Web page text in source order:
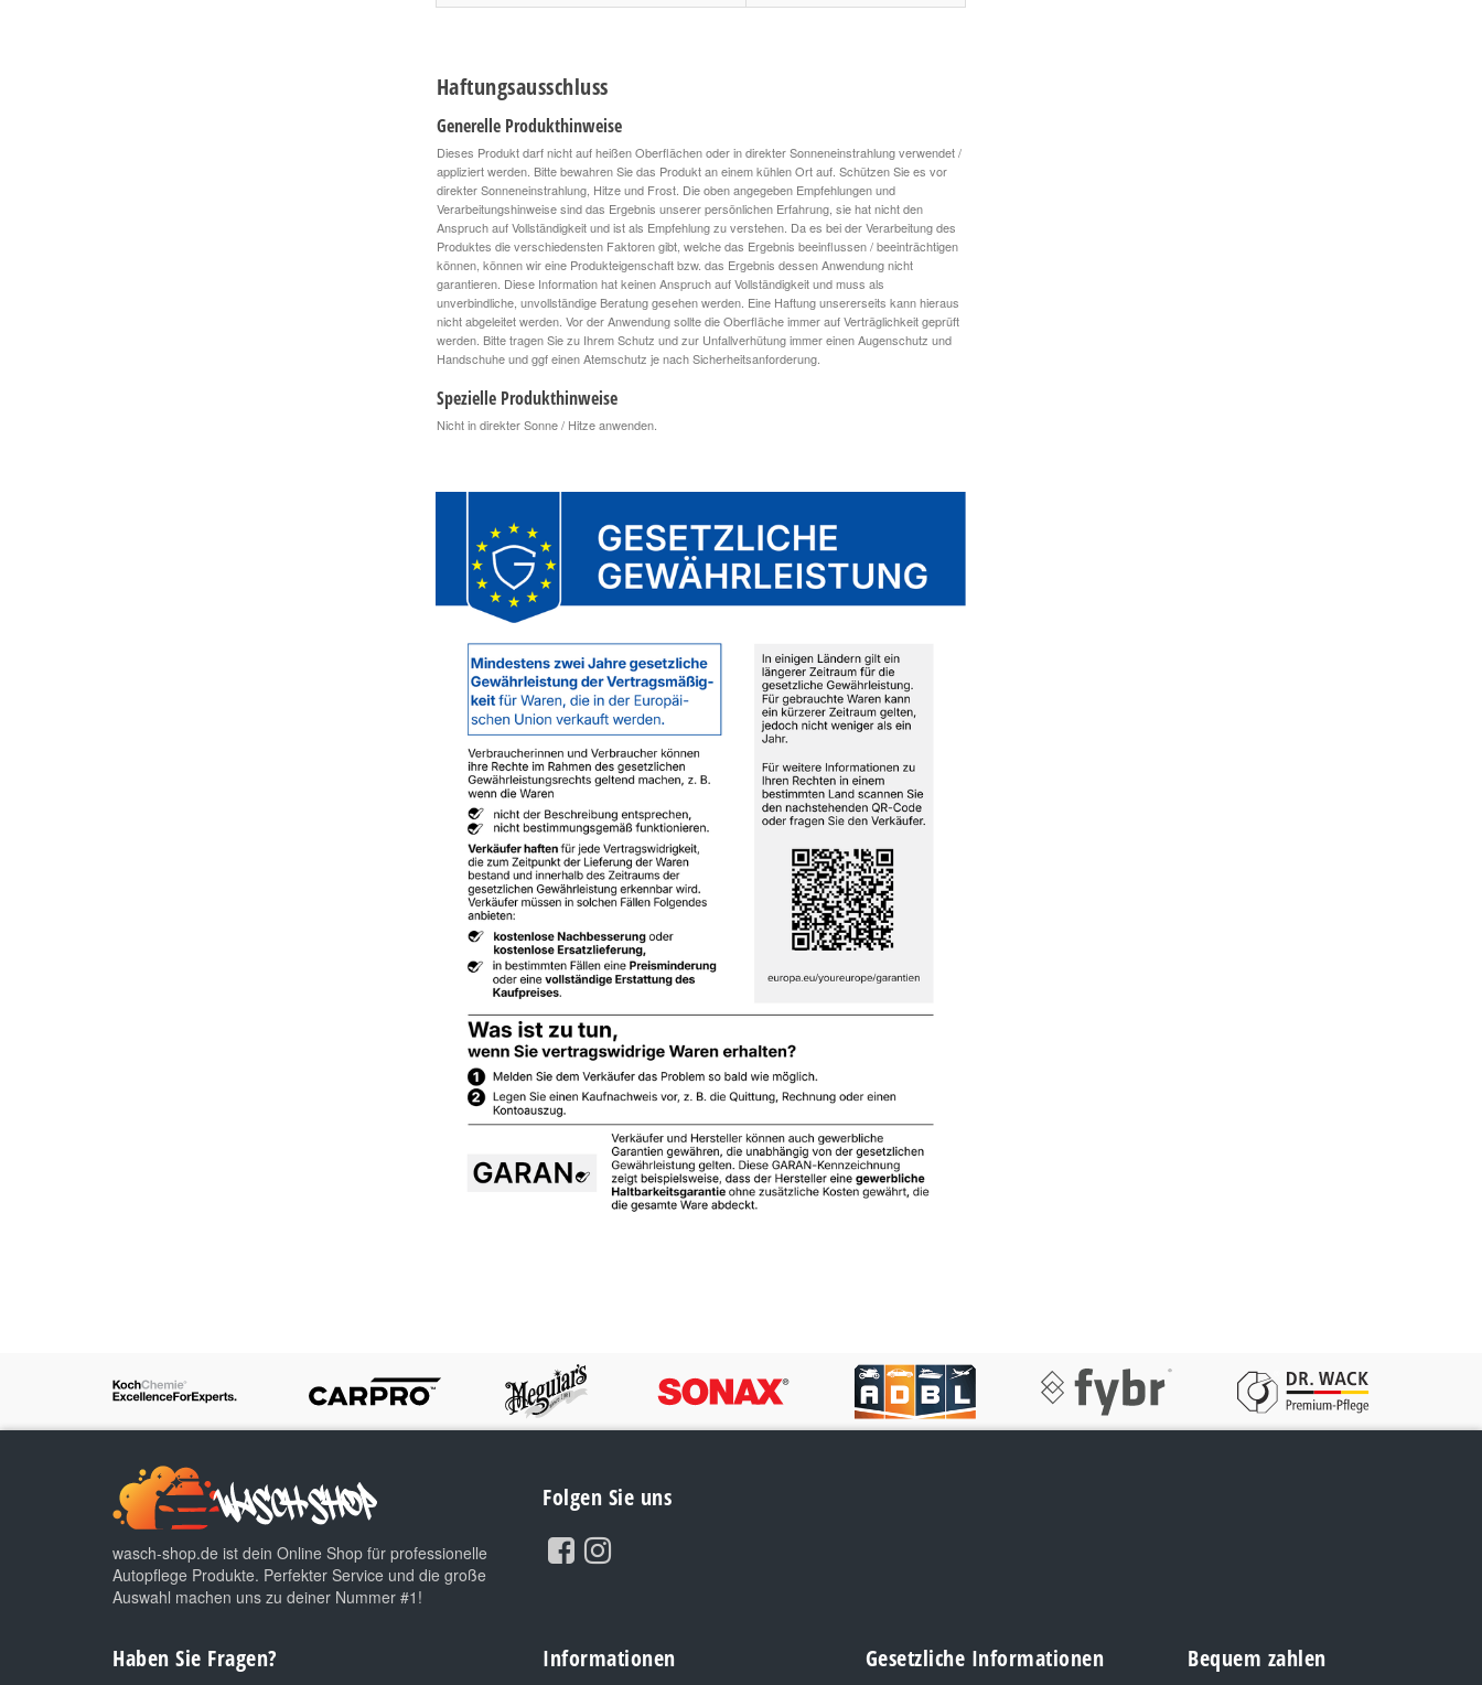
Haftungsausschluss
Generelle Produkthinweise
Dieses Produkt darf nicht auf heißen Oberflächen oder in direkter Sonneneinstrahlung verwendet /
appliziert werden. Bitte bewahren Sie das Produkt an einem kühlen Ort auf. Schützen Sie es vor
direkter Sonneneinstrahlung, Hitze und Frost. Die oben angegeben Empfehlungen und
Verarbeitungshinweise sind das Ergebnis unserer persönlichen Erfahrung, sie hat nicht den
Anspruch auf Vollständigkeit und ist als Empfehlung zu verstehen. Da es bei der Verarbeitung des
Produktes die verschiedensten Faktoren gibt, welche das Ergebnis beeinflussen / beeinträchtigen
können, können wir eine Produkteigenschaft bzw. das Ergebnis dessen Anwendung nicht
garantieren. Diese Information hat keinen Anspruch auf Vollständigkeit und muss als
unverbindliche, unvollständige Beratung gesehen werden. Eine Haftung unsererseits kann hieraus
nicht abgeleitet werden. Vor der Anwendung sollte die Oberfläche immer auf Verträglichkeit geprüft
werden. Bitte tragen Sie zu Ihrem Schutz und zur Unfallverhütung immer einen Augenschutz und
Handschuhe und ggf einen Atemschutz je nach Sicherheitsanforderung.
Spezielle Produkthinweise
Nicht in direkter Sonne / Hitze anwenden.
wasch-shop.de ist dein Online Shop für professionelle
Autopflege Produkte. Perfekter Service und die große
Auswahl machen uns zu deiner Nummer #1!
Folgen Sie uns
Haben Sie Fragen? Informationen Gesetzliche Informationen Bequem zahlen